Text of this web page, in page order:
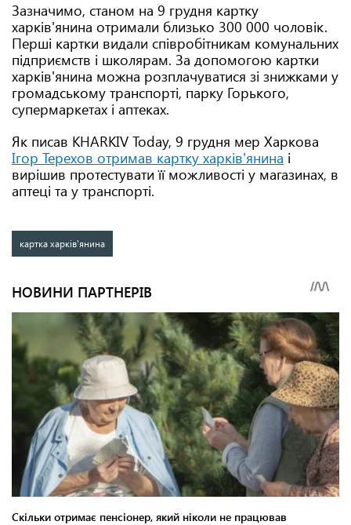
Зазначимо, станом на 9 грудня картку
харків'янина отримали близько 300 000 чоловік.
Перші картки видали співробітникам комунальних
підприємств і школярам. За допомогою картки
харків'янина можна розплачуватися зі знижками у
громадському транспорті, парку Горького,
супермаркетах і аптеках.
Як писав KHARKIV Today, 9 грудня мер Харкова
Ігор Терехов отримав картку харків'янина і
вирішив протестувати її можливості у магазинах, в
аптеці та у транспорті.
картка харків'янина